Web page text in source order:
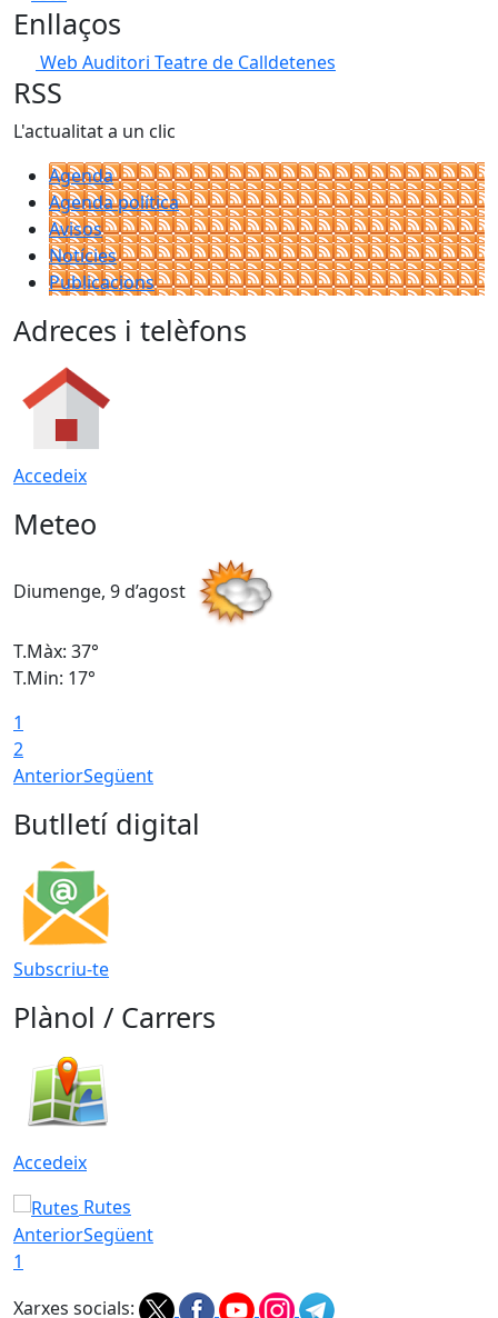
Enllaços
Web Auditori Teatre de Calldetenes
RSS
L'actualitat a un clic
Agenda
Agenda política
Avisos
Notícies
Publicacions
Adreces i telèfons
Accedeix
Meteo
Diumenge, 9 d’agost
T.Màx: 37°
T.Min: 17°
1
2
AnteriorSegüent
Butlletí digital
Subscriu-te
Plànol / Carrers
Accedeix
Rutes
AnteriorSegüent
1
Xarxes socials: